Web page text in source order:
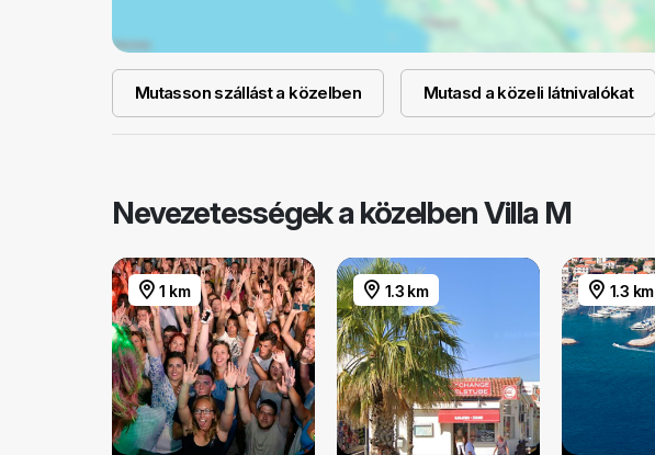
Mutasson szállást a közelben Mutasd a közeli látnivalókat
Nevezetességek a közelben Villa M
1 km 1.3 km 1.3 km